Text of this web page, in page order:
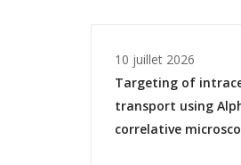
10 juillet 2026
Targeting of
transport using
correlative